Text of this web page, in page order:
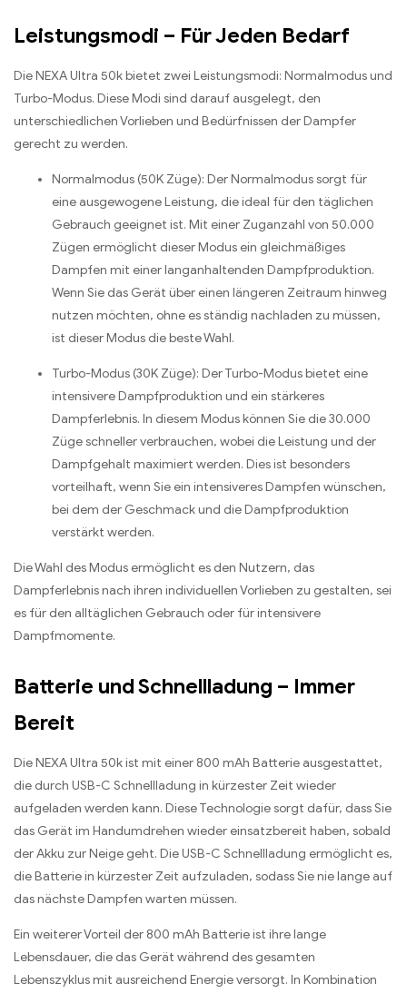
Leistungsmodi – Für Jeden Bedarf
Die NEXA Ultra 50k bietet zwei Leistungsmodi: Normalmodus und
Turbo-Modus. Diese Modi sind darauf ausgelegt, den
unterschiedlichen Vorlieben und Bedürfnissen der Dampfer
gerecht zu werden.
Normalmodus (50K Züge): Der Normalmodus sorgt für
eine ausgewogene Leistung, die ideal für den täglichen
Gebrauch geeignet ist. Mit einer Zuganzahl von 50.000
Zügen ermöglicht dieser Modus ein gleichmäßiges
Dampfen mit einer langanhaltenden Dampfproduktion.
Wenn Sie das Gerät über einen längeren Zeitraum hinweg
nutzen möchten, ohne es ständig nachladen zu müssen,
ist dieser Modus die beste Wahl.
Turbo-Modus (30K Züge): Der Turbo-Modus bietet eine
intensivere Dampfproduktion und ein stärkeres
Dampferlebnis. In diesem Modus können Sie die 30.000
Züge schneller verbrauchen, wobei die Leistung und der
Dampfgehalt maximiert werden. Dies ist besonders
vorteilhaft, wenn Sie ein intensiveres Dampfen wünschen,
bei dem der Geschmack und die Dampfproduktion
verstärkt werden.
Die Wahl des Modus ermöglicht es den Nutzern, das
Dampferlebnis nach ihren individuellen Vorlieben zu gestalten, sei
es für den alltäglichen Gebrauch oder für intensivere
Dampfmomente.
Batterie und Schnellladung – Immer
Bereit
Die NEXA Ultra 50k ist mit einer 800 mAh Batterie ausgestattet,
die durch USB-C Schnellladung in kürzester Zeit wieder
aufgeladen werden kann. Diese Technologie sorgt dafür, dass Sie
das Gerät im Handumdrehen wieder einsatzbereit haben, sobald
der Akku zur Neige geht. Die USB-C Schnellladung ermöglicht es,
die Batterie in kürzester Zeit aufzuladen, sodass Sie nie lange auf
das nächste Dampfen warten müssen.
Ein weiterer Vorteil der 800 mAh Batterie ist ihre lange
Lebensdauer, die das Gerät während des gesamten
Lebenszyklus mit ausreichend Energie versorgt. In Kombination